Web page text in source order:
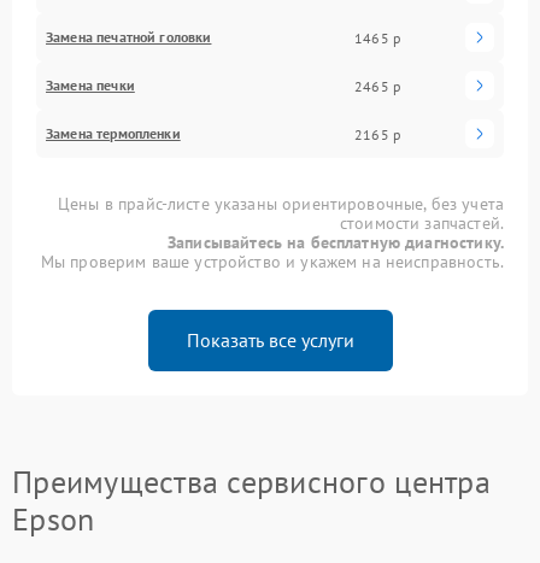
Замена печатной головки 1465 р
Замена печки 2465 р
Замена термопленки 2165 р
Цены в прайс-листе указаны ориентировочные, без учета
стоимости запчастей.
Записывайтесь на бесплатную диагностику.
Мы проверим ваше устройство и укажем на неисправность.
Показать все услуги
Преимущества сервисного центра
Epson